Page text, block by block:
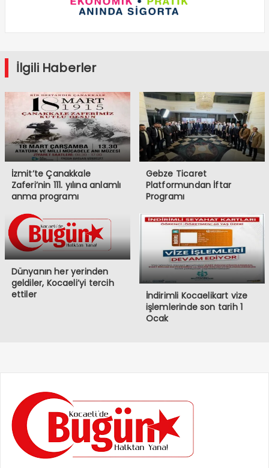
İlgili Haberler
İzmit’te Çanakkale
Zaferi’nin 111. yılına anlamlı
anma programı
Gebze Ticaret
Platformundan İftar
Programı
Dünyanın her yerinden
geldiler, Kocaeli’yi tercih
ettiler
İndirimli Kocaelikart vize
işlemlerinde son tarih 1
Ocak